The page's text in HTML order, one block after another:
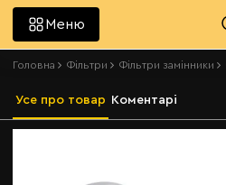
Меню
Головна Фільтри Фільтри замінники
Усе про товар Коментарі